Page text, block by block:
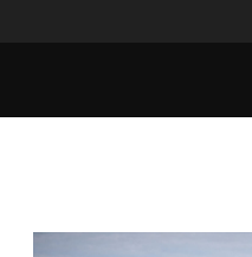
не говорят в магазинах